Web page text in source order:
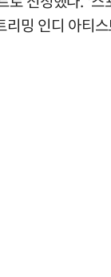
밍 인디 아티